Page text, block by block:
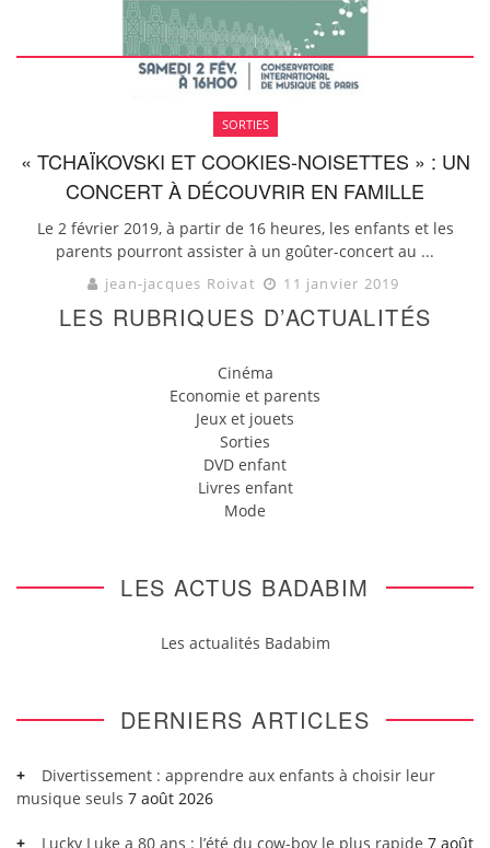
SORTIES
« TCHAÏKOVSKI ET COOKIES-NOISETTES » : UN
CONCERT À DÉCOUVRIR EN FAMILLE
Le 2 février 2019, à partir de 16 heures, les enfants et les
parents pourront assister à un goûter-concert au ...
jean-jacques Roivat 11 janvier 2019
LES RUBRIQUES D’ACTUALITÉS
Cinéma
Economie et parents
Jeux et jouets
Sorties
DVD enfant
Livres enfant
Mode
LES ACTUS BADABIM
Les actualités Badabim
DERNIERS ARTICLES
Divertissement : apprendre aux enfants à choisir leur
musique seuls 7 août 2026
Lucky Luke a 80 ans : l’été du cow-boy le plus rapide 7 août